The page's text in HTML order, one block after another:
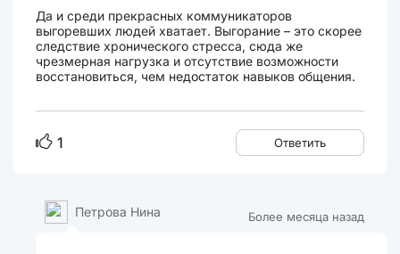
Да и среди прекрасных коммуникаторов
выгоревших людей хватает. Выгорание – это скорее
следствие хронического стресса, сюда же
чрезмерная нагрузка и отсутствие возможности
восстановиться, чем недостаток навыков общения.
1 Ответить
Более месяца назад
Петрова Нина